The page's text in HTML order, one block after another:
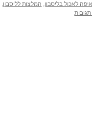
איפה לאכול בליסבון, המלצות לליסבון,